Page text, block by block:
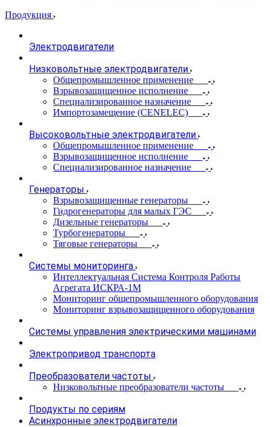
Продукция
Электродвигатели
Низковольтные электродвигатели
Общепромышленное применение
Взрывозащищенное исполнение
Специализированное назначение
Импортозамещение (CENELEC)
Высоковольтные электродвигатели
Общепромышленное применение
Взрывозащищенное исполнение
Специализированное назначение
Генераторы
Взрывозащищенные генераторы
Гидрогенераторы для малых ГЭС
Дизельные генераторы
Турбогенераторы
Тяговые генераторы
Системы мониторинга
Интеллектуальная Система Контроля Работы
Агрегата ИСКРА-1М
Мониторинг общепромышленного оборудования
Мониторинг взрывозащищенного оборудования
Системы управления электрическими машинами
Электропривод транспорта
Преобразователи частоты
Низковольтные преобразователи частоты
Продукты по сериям
Асинхронные электродвигатели